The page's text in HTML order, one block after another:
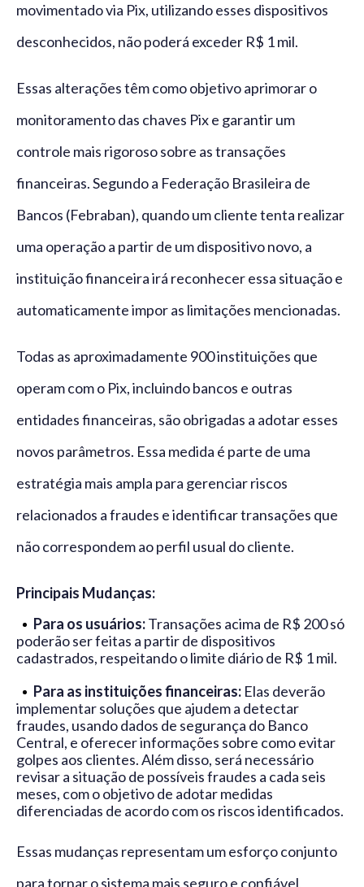
movimentado via Pix, utilizando esses dispositivos
desconhecidos, não poderá exceder R$ 1 mil.
Essas alterações têm como objetivo aprimorar o
monitoramento das chaves Pix e garantir um
controle mais rigoroso sobre as transações
financeiras. Segundo a Federação Brasileira de
Bancos (Febraban), quando um cliente tenta realizar
uma operação a partir de um dispositivo novo, a
instituição financeira irá reconhecer essa situação e
automaticamente impor as limitações mencionadas.
Todas as aproximadamente 900 instituições que
operam com o Pix, incluindo bancos e outras
entidades financeiras, são obrigadas a adotar esses
novos parâmetros. Essa medida é parte de uma
estratégia mais ampla para gerenciar riscos
relacionados a fraudes e identificar transações que
não correspondem ao perfil usual do cliente.
Principais Mudanças:
Para os usuários:Transações acima de R$ 200 só
poderão ser feitas a partir de dispositivos
cadastrados, respeitando o limite diário de R$ 1 mil.
Para as instituições financeiras: Elas deverão
implementar soluções que ajudem a detectar
fraudes, usando dados de segurança do Banco
Central, e oferecer informações sobre como evitar
golpes aos clientes. Além disso, será necessário
revisar a situação de possíveis fraudes a cada seis
meses, com o objetivo de adotar medidas
diferenciadas de acordo com os riscos identificados.
Essas mudanças representam um esforço conjunto
para tornar o sistema mais seguro e confiável,